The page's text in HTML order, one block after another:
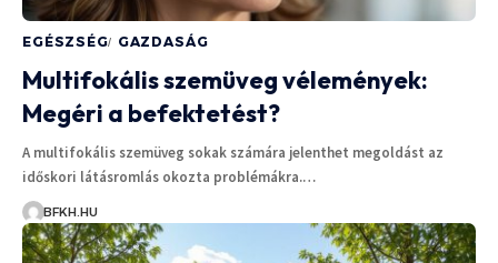
EGÉSZSÉG GAZDASÁG
Multifokális szemüveg vélemények:
Megéri a befektetést?
A multifokális szemüveg sokak számára jelenthet megoldást az
időskori látásromlás okozta problémákra.…
BFKH.HU